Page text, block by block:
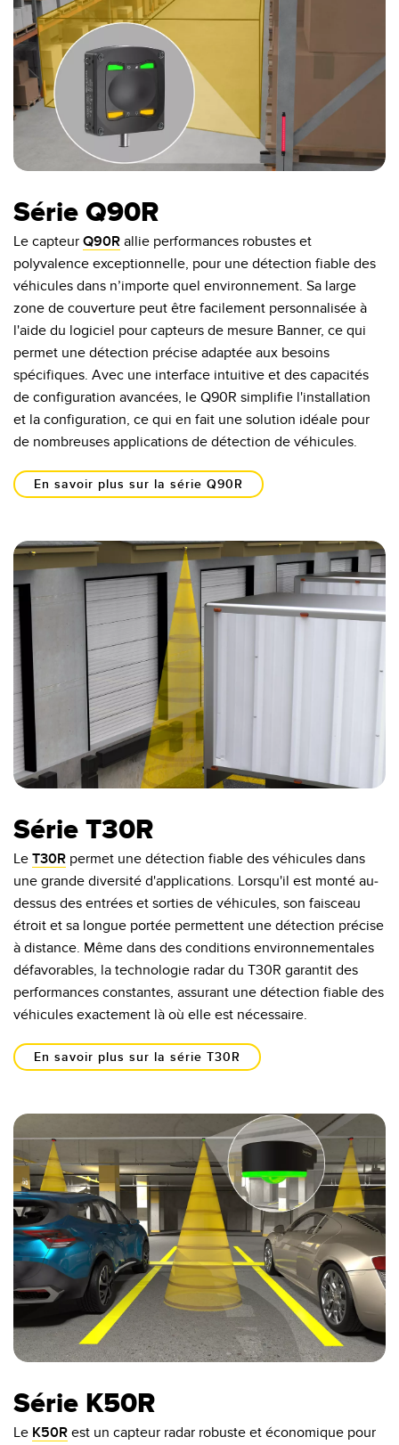
Série Q90R
Le capteur Q90R allie performances robustes et
polyvalence exceptionnelle, pour une détection fiable des
véhicules dans n’importe quel environnement. Sa large
zone de couverture peut être facilement personnalisée à
l'aide du logiciel pour capteurs de mesure Banner, ce qui
permet une détection précise adaptée aux besoins
spécifiques. Avec une interface intuitive et des capacités
de configuration avancées, le Q90R simplifie l'installation
et la configuration, ce qui en fait une solution idéale pour
de nombreuses applications de détection de véhicules.
En savoir plus sur la série Q90R
Série T30R
Le T30R permet une détection fiable des véhicules dans
une grande diversité d'applications. Lorsqu'il est monté au-
dessus des entrées et sorties de véhicules, son faisceau
étroit et sa longue portée permettent une détection précise
à distance. Même dans des conditions environnementales
défavorables, la technologie radar du T30R garantit des
performances constantes, assurant une détection fiable des
véhicules exactement là où elle est nécessaire.
En savoir plus sur la série T30R
Série K50R
Le K50R est un capteur radar robuste et économique pour